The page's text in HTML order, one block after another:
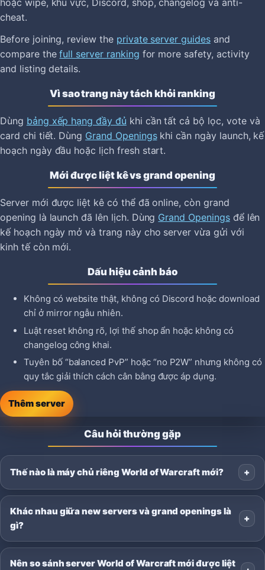
hoặc wipe, khu vực, Discord, shop, changelog và anti-
cheat.
Before joining, review the private server guidesand
compare thefull server ranking for more safety, activity
and listing details.
Vì sao trang này tách khỏi ranking
Dùng bảng xếp hạng đầy đủ khi cần tất cả bộ lọc, vote và
card chi tiết. Dùng Grand Openingskhi cần ngày launch, kế
hoạch ngày đầu hoặc lịch fresh start.
Mới được liệt kê vs grand opening
Server mới được liệt kê có thể đã online, còn grand
opening là launch đã lên lịch. Dùng Grand Openingsđể lên
kế hoạch ngày mở và trang này cho server vừa gửi với
kinh tế còn mới.
Dấu hiệu cảnh báo
Không có website thật, không có Discord hoặc download
chỉ ở mirror ngẫu nhiên.
Luật reset không rõ, lợi thế shop ẩn hoặc không có
changelog công khai.
Tuyên bố “balanced PvP” hoặc “no P2W” nhưng không có
quy tắc giải thích cách cân bằng được áp dụng.
Thêm server
Câu hỏi thường gặp
Thế nào là máy chủ riêng World of Warcraft mới?
Khác nhau giữa new servers và grand openings là
gì?
Nên so sánh server World of Warcraft mới được liệt